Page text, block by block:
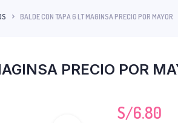
BALDE CON TAPA 6 LT MAGINSA PRECIO POR MAYOR
PRECIO POR
S/6.80